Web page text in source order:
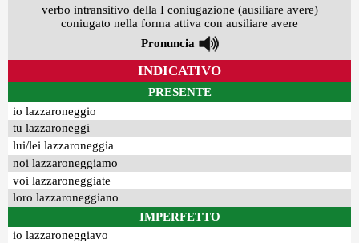
verbo intransitivo della I coniugazione (ausiliare avere)
coniugato nella forma attiva con ausiliare avere
Pronuncia
INDICATIVO
PRESENTE
io lazzaroneggio
tu lazzaroneggi
lui/lei lazzaroneggia
noi lazzaroneggiamo
voi lazzaroneggiate
loro lazzaroneggiano
IMPERFETTO
io lazzaroneggiavo